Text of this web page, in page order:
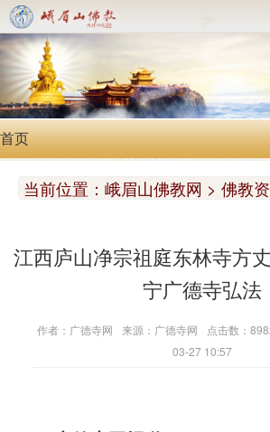
首页
当前位置： 峨眉山佛教网 > 佛教
江西庐山净宗祖庭东林寺方
宁广德寺弘法
作者：广德寺网 来源：广德寺网 点击数：
03-27 10:57